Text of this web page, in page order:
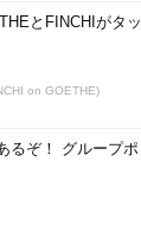
とFINCHIがタ
on GOETHE)
るぞ！ グループポ